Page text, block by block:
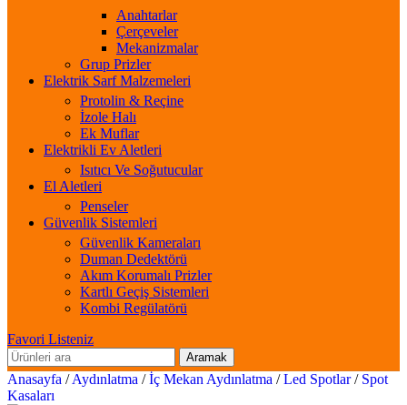
Anahtarlar
Çerçeveler
Mekanizmalar
Grup Prizler
Elektrik Sarf Malzemeleri
Protolin & Reçine
İzole Halı
Ek Muflar
Elektrikli Ev Aletleri
Isıtıcı Ve Soğutucular
El Aletleri
Penseler
Güvenlik Sistemleri
Güvenlik Kameraları
Duman Dedektörü
Akım Korumalı Prizler
Kartlı Geçiş Sistemleri
Kombi Regülatörü
Favori Listeniz
Aramak
Anasayfa / Aydınlatma / İç Mekan Aydınlatma / Led Spotlar/ Spot
Kasaları